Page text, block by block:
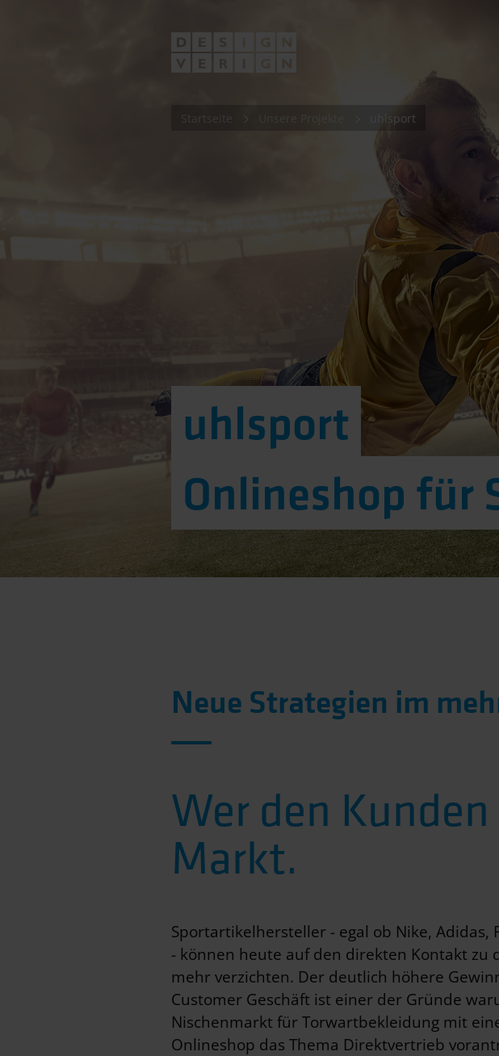
Startseite uhlsport
uhlsport
Onlineshop für
Neue Strategien im
Wer den
Markt.
Sportartikelhersteller - egal ob Nike, Adidas,
- können heute auf den direkten Kontakt zu
mehr verzichten. Der deutlich höhere
Customer Geschäft ist einer der Gründe
Nischenmarkt für Torwartbekleidung mit
Onlineshop das Thema Direktvertrieb